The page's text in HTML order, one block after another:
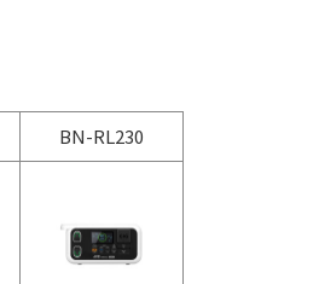
BN-RL230